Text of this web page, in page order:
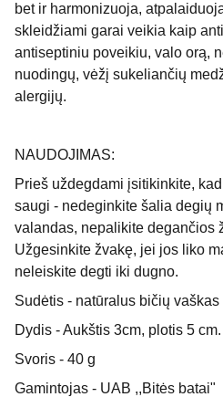
bet ir harmonizuoja,
skleidžiami garai veikia kaip
antiseptiniu poveikiu, valo orą,
nuodingų, vėžį sukeliančių
alergijų.
NAUDOJIMAS:
Prieš uždegdami įsitikinkite,
saugi - nedeginkite šalia degių
valandas, nepalikite degančios
Užgesinkite žvakę, jei jos liko
neleiskite degti iki dugno.
Sudėtis - natūralus bičių vaškas
Dydis - Aukštis 3cm, plotis 5 cm.
Svoris - 40 g
Gamintojas - UAB ,,Bitės batai"